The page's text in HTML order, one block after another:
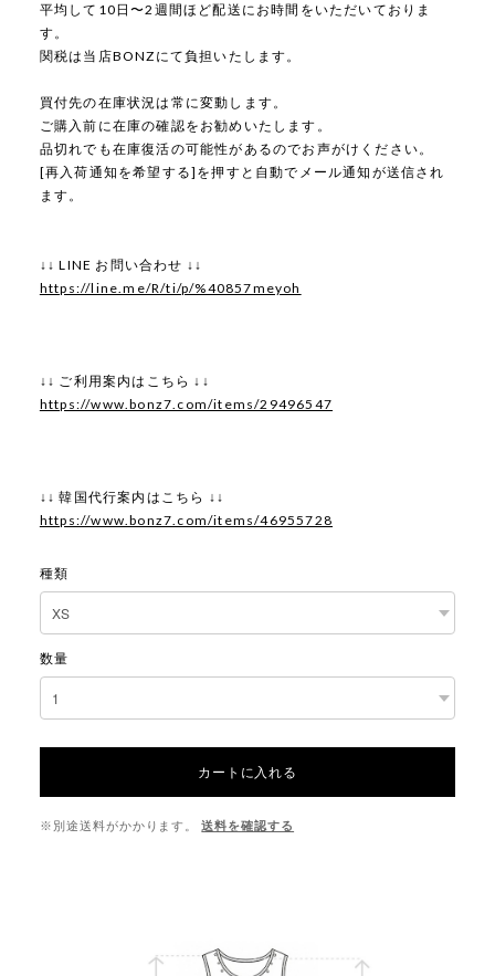
平均して10日〜2週間ほど配送にお時間をいただいておりま
す。
関税は当店BONZにて負担いたします。
買付先の在庫状況は常に変動します。
ご購入前に在庫の確認をお勧めいたします。
品切れでも在庫復活の可能性があるのでお声がけください。
[再入荷通知を希望する]を押すと自動でメール通知が送信され
ます。
↓↓ LINE お問い合わせ ↓↓
https://line.me/R/ti/p/%40857meyoh
↓↓ ご利用案内はこちら ↓↓
https://www.bonz7.com/items/29496547
↓↓ 韓国代行案内はこちら ↓↓
https://www.bonz7.com/items/46955728
種類
数量
カートに入れる
※別途送料がかかります。 送料を確認する